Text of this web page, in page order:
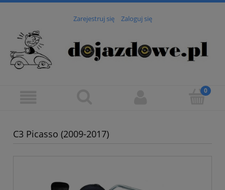
Zarejestruj się Zaloguj się
C3 Picasso (2009-2017)